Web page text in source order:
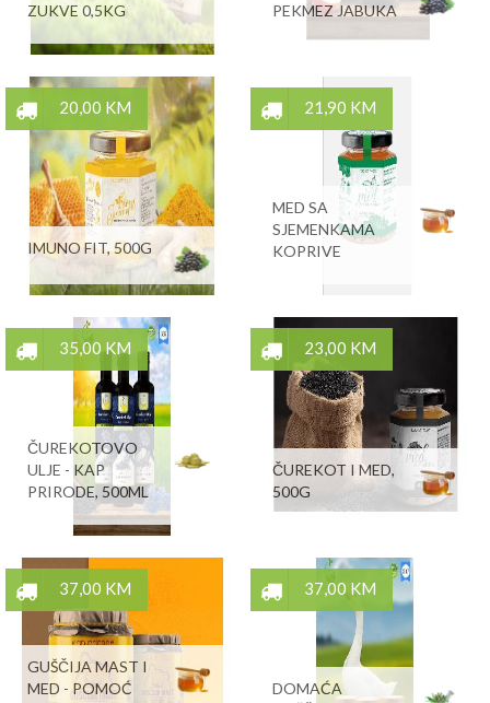
ZUKVE 0,5KG
PEKMEZ JABUKA
20,00 KM
IMUNO FIT, 500G
21,90 KM
MED SA
SJEMENKAMA
KOPRIVE
35,00 KM
ČUREKOTOVO
ULJE - KAP
PRIRODE, 500ML
23,00 KM
ČUREKOT I MED,
500G
37,00 KM
GUŠČIJA MAST I
MED - POMOĆ
37,00 KM
DOMAĆA